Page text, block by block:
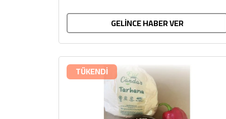
GELİNCE HABER VER
TÜKENDİ